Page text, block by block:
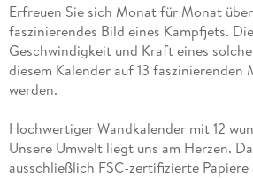
Erfreuen Sie sich Monat für Monat
faszinierendes Bild eines Kampfjets.
Geschwindigkeit und Kraft eines
diesem Kalender auf 13
werden.
Hochwertiger Wandkalender mit 12
Unsere Umwelt liegt uns am Herzen.
ausschließlich FSC-zertifizierte Papiere